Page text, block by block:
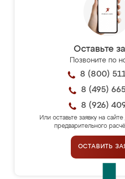
Оставьте
Позвоните по
8 (800)
8 (495)
8 (926)
Или оставьте заявку на
предварительного
ОСТАВИТЬ